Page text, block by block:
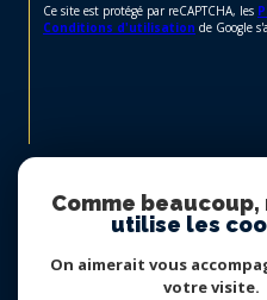
Ce site est protégé par reCAPTCHA, les
Conditions d'utilisation de Google
Comme
utilise les
On aimerait vous
votre visite.